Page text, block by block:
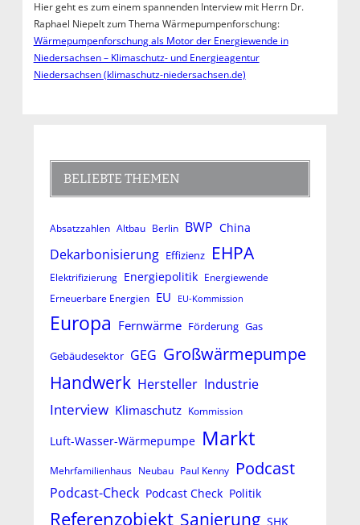
Hier geht es zum einem spannenden Interview mit Herrn Dr.
Raphael Niepelt zum Thema Wärmepumpenforschung:
Wärmepumpenforschung als Motor der Energiewende in
Niedersachsen – Klimaschutz- und Energieagentur
Niedersachsen (klimaschutz-niedersachsen.de)
BELIEBTE THEMEN
Absatzzahlen Altbau Berlin BWP China
Dekarbonisierung Effizienz EHPA
Elektrifizierung Energiepolitik Energiewende
Erneuerbare Energien EU EU-Kommission
Europa Fernwärme Förderung Gas
Gebäudesektor GEG Großwärmepumpe
Handwerk Hersteller Industrie
Interview Klimaschutz Kommission
Luft-Wasser-Wärmepumpe Markt
Mehrfamilienhaus Neubau Paul Kenny Podcast
Podcast-Check Podcast Check Politik
Referenzobjekt Sanierung SHK